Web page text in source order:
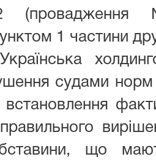
1 частини
судами
що